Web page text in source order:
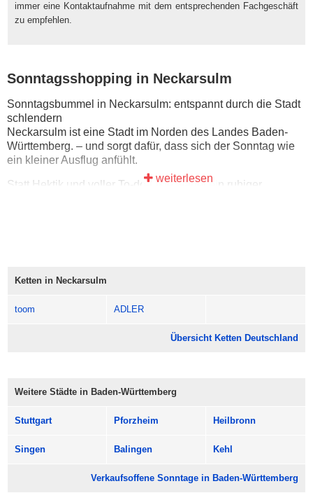
immer eine Kontaktaufnahme mit dem entsprechenden Fachgeschäft
zu empfehlen.
Sonntagsshopping in Neckarsulm
Sonntagsbummel in Neckarsulm: entspannt durch die Stadt
schlendern
Neckarsulm ist eine Stadt im Norden des Landes Baden-
Württemberg. – und sorgt dafür, dass sich der Sonntag wie
ein kleiner Ausflug anfühlt.
Statt Hektik und voller To-do-Liste wartet ein ruhiger
weiterlesen
Ketten in Neckarsulm
toom ADLER
Übersicht Ketten Deutschland
Weitere Städte in Baden-Württemberg
Stuttgart Pforzheim Heilbronn
Singen Balingen Kehl
Verkaufsoffene Sonntage in Baden-Württemberg